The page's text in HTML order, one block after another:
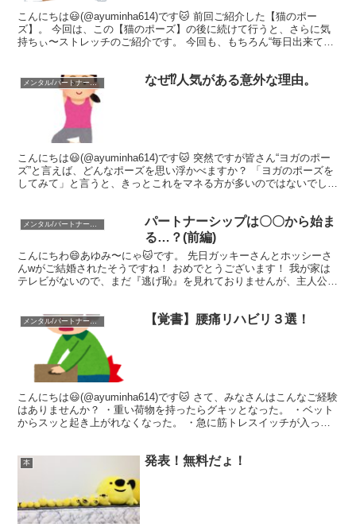
こんにちは😃(@ayuminha614)です🐱 前回ご紹介した【猫のポー
ズ】。 今回は、この【猫のポーズ】の後に続けて行うと、さらに気
持ちぃ〜ストレッチのご紹介です。 今回も、もちろん“毎日出来て簡
メンタル/パートナーシップ なぜ⁉︎人気がある意外な理由。
こんにちは😃(@ayuminha614)です🐱 突然ですが皆さん“ヨガのポー
ズ”と言えば、どんなポーズを思い浮かべますか？ 「ヨガのポーズを
してみて」と言うと、きっとこれをマネる方が多いのではないでしょ
パートナーシップは〇〇から始ま
る…？(前編)
こんにちわ😄あゆみ〜にゃ🐱です。 先日ガッキーさんとホッシーさ
んwがご結婚されたそうですね！ おめでとうございます！ 我が家は
テレビがないので、まだ『逃げ恥』を見れておりませんが、主人公の
メンタル/パートナーシップ 【覚書】腰痛リハビリ３選！
こんにちは😃(@ayuminha614)です🐱 さて、みなさんはこんなご経験
はありませんか？ ・重い荷物を持ったらグキッとなった。 ・ベット
からスッと起き上がれなくなった。 ・急に筋トレスイッチが入って
本 発表！無料だょ！